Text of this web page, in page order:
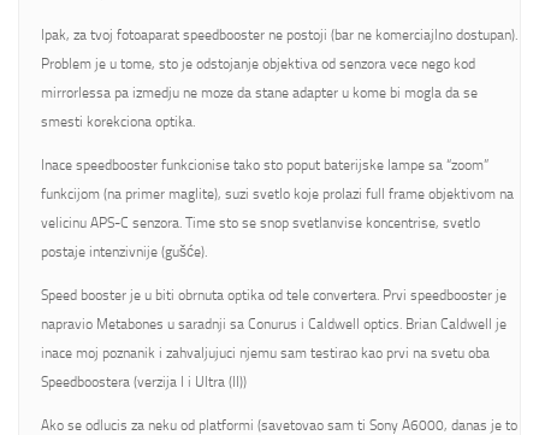
Ipak, za tvoj fotoaparat speedbooster ne postoji (bar ne komerciajlno dostupan).
Problem je u tome, sto je odstojanje objektiva od senzora vece nego kod
mirrorlessa pa izmedju ne moze da stane adapter u kome bi mogla da se
smesti korekciona optika.
Inace speedbooster funkcionise tako sto poput baterijske lampe sa “zoom”
funkcijom (na primer maglite), suzi svetlo koje prolazi full frame objektivom na
velicinu APS-C senzora. Time sto se snop svetlanvise koncentrise, svetlo
postaje intenzivnije (gušće).
Speed booster je u biti obrnuta optika od tele convertera. Prvi speedbooster je
napravio Metabones u saradnji sa Conurus i Caldwell optics. Brian Caldwell je
inace moj poznanik i zahvaljujuci njemu sam testirao kao prvi na svetu oba
Speedboostera (verzija I i Ultra (II))
Ako se odlucis za neku od platformi (savetovao sam ti Sony A6000, danas je to